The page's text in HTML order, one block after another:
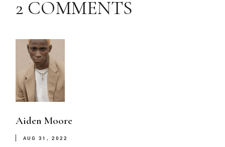
2 COMMENTS
Aiden Moore
AUG 31, 2022